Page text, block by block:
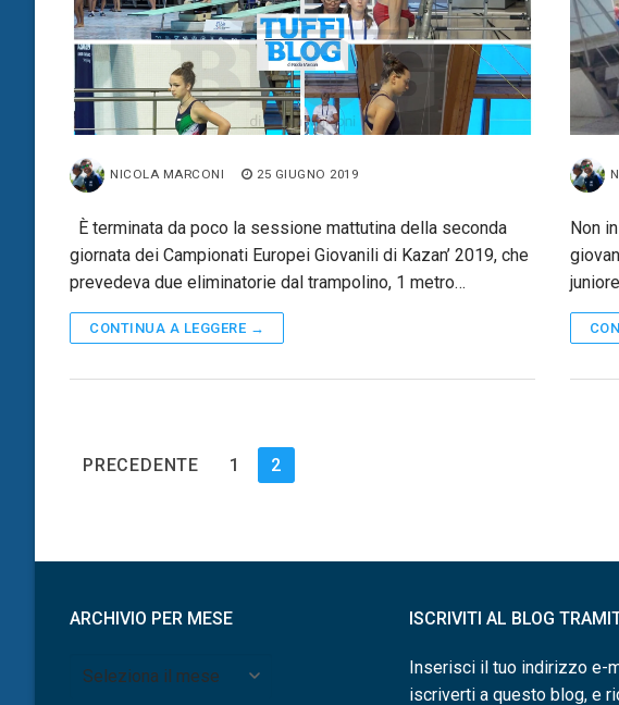
NICOLA MARCONI 25 GIUGNO 2019
È terminata da poco la sessione mattutina della seconda
giornata dei Campionati Europei Giovanili di Kazan’ 2019, che
prevedeva due eliminatorie dal trampolino, 1 metro…
CONTINUA A LEGGERE →
Non
Paginazione
PRECEDENTE 1 2
ARCHIVIO PER MESE
Archivio
ISCRIVITI AL BLOG
Inserisci il tuo indirizzo e-
iscriverti a questo blog, e